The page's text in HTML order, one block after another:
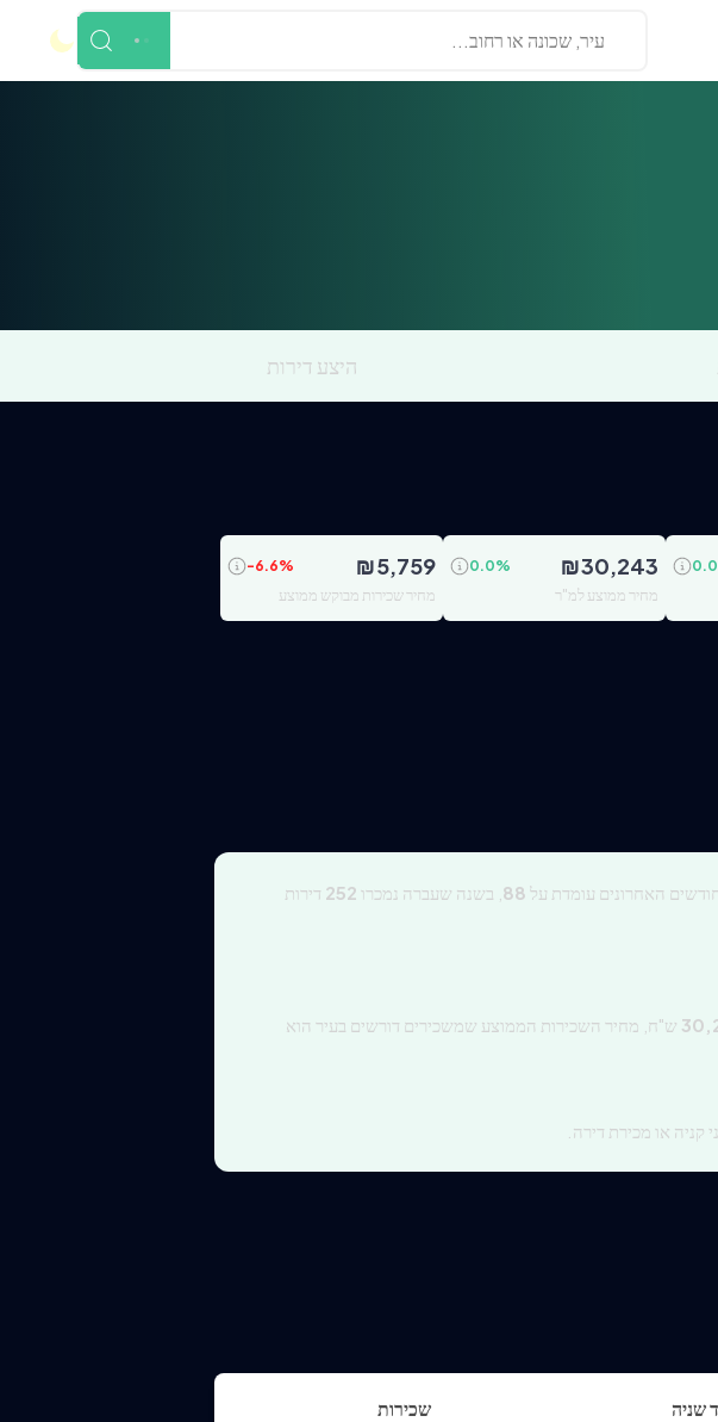
עיר, שכונה או רחוב...
היצע דירות
0.0
₪30,243
0.0%
מחיר ממוצע למ"ר
₪5,759
-6.6%
מחיר שכירות מבוקש ממוצע
88 , בשנה שעברה נמכרו 252 דירות
ש"ח, מחיר השכירות הממוצע שמשכירים דורשים בעיר הוא
קניה או מכירת דירה.
שניה שכירות